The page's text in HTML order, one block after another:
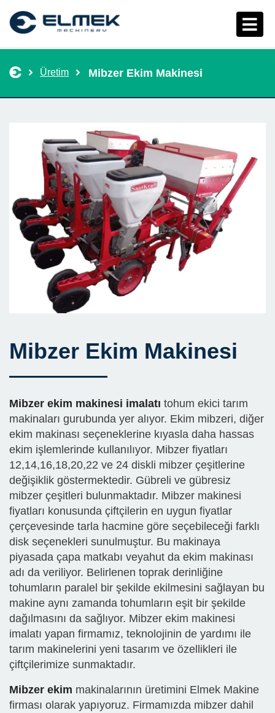
Üretim Mibzer Ekim Makinesi
Mibzer Ekim Makinesi
Mibzer ekim makinesi imalatı tohum ekici tarım
makinaları gurubunda yer alıyor. Ekim mibzeri, diğer
ekim makinası seçeneklerine kıyasla daha hassas
ekim işlemlerinde kullanılıyor. Mibzer fiyatları
12,14,16,18,20,22 ve 24 diskli mibzer çeşitlerine
değişiklik göstermektedir. Gübreli ve gübresiz
mibzer çeşitleri bulunmaktadır. Mibzer makinesi
fiyatları konusunda çiftçilerin en uygun fiyatlar
çerçevesinde tarla hacmine göre seçebileceği farklı
disk seçenekleri sunulmuştur. Bu makinaya
piyasada çapa matkabı veyahut da ekim makinası
adı da veriliyor. Belirlenen toprak derinliğine
tohumların paralel bir şekilde ekilmesini sağlayan bu
makine aynı zamanda tohumların eşit bir şekilde
dağılmasını da sağlıyor. Mibzer ekim makinesi
imalatı yapan firmamız, teknolojinin de yardımı ile
tarım makinelerini yeni tasarım ve özellikleri ile
çiftçilerimize sunmaktadır.
Mibzer ekim makinalarının üretimini Elmek Makine
firması olarak yapıyoruz. Firmamızda mibzer dahil